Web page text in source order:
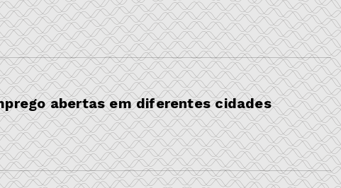
abertas em diferentes cidades